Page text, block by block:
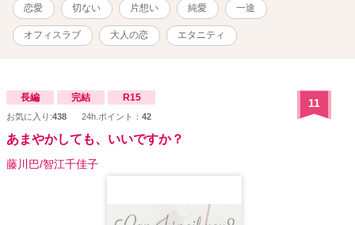
恋愛 切ない 片想い 純愛 一途
オフィスラブ 大人の恋 エタニティ
長編 完結 R15
お気に入り:438 24h.ポイント： 42
11
あまやかしても、いいですか？
藤川巴/智江千佳子